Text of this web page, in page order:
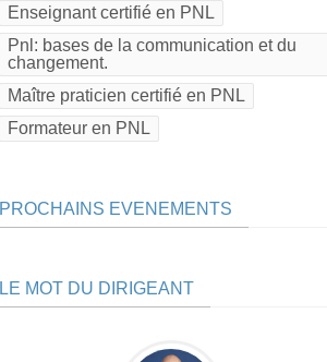
Enseignant certifié en PNL
Pnl: bases de la communication et du
changement.
Maître praticien certifié en PNL
Formateur en PNL
PROCHAINS EVENEMENTS
LE MOT DU DIRIGEANT